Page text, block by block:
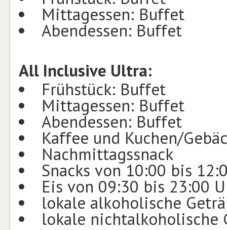
Mittagessen: Buffet
Abendessen: Buffet
All Inclusive Ultra:
Frühstück: Buffet
Mittagessen: Buffet
Abendessen: Buffet
Kaffee und Kuchen/
Nachmittagssnack
Snacks von 10:00 bis
Eis von 09:30 bis 23:00
lokale alkoholische
lokale nichtalkoholische